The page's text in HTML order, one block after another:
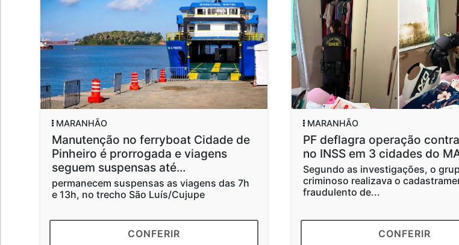
no ferryboat Cidade de
é prorrogada e viagens
suspensas até...
suspensas as viagens das 7h
no trecho São Luís/Cujupe
PF deflagra operação contra fraudes
no INSS em 3 cidades do MA
Segundo as investigações, o grupo
criminoso realizava o cadastramento
fraudulento de...